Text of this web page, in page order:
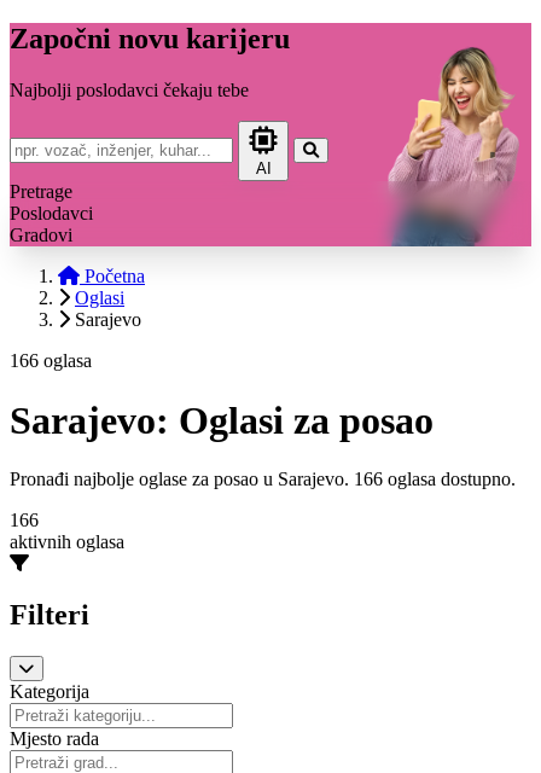
Započni novu karijeru
Najbolji poslodavci čekaju tebe
AI
Pretrage
Poslodavci
Gradovi
Početna
Oglasi
Sarajevo
166 oglasa
Sarajevo: Oglasi za posao
Pronađi najbolje oglase za posao u Sarajevo. 166 oglasa dostupno.
166
aktivnih oglasa
Filteri
Kategorija
Mjesto rada